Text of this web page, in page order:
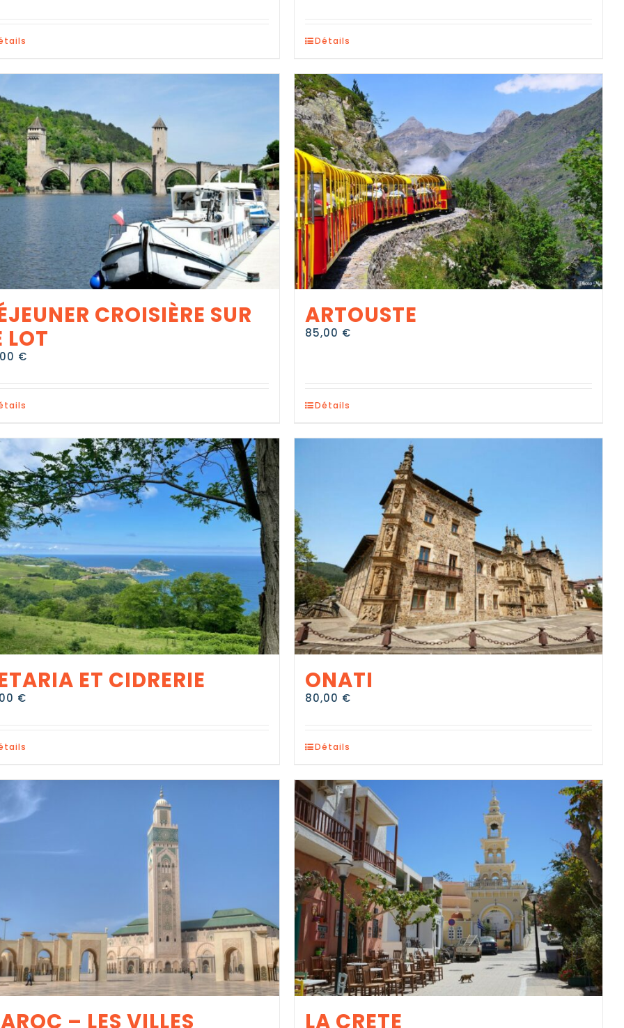
Détails
CROISIÈRE SUR
LOT
€
ARTOUSTE
85,00 €
Détails
ET CIDRERIE
€
ONATI
80,00 €
Détails
– LES VILLES
LA CRETE